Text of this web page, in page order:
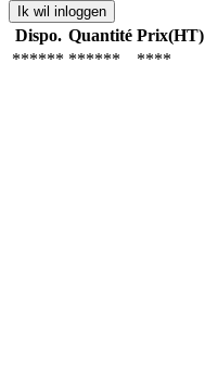
Ik wil inloggen
Dispo. Quantité Prix(HT)
****** ****** ****